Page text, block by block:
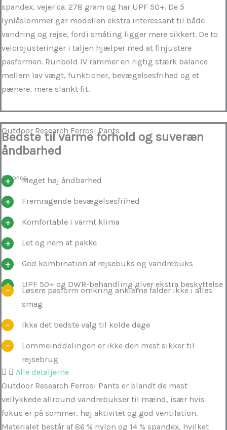
spandex, vejer ca. 278 gram og har UPF 50+. De 5
lynlåslommer gør modellen ekstra interessant til både
vandring og rejse, fordi småting ligger mere sikkert. De to
velcrojusteringer i taljen hjælper med at finjustere
pasformen. Runbold IV rammer en rigtig stærk balance
mellem lav vægt, funktioner, bevægelsesfrihed og et
pænere, mere slankt fit.
Outdoor Research Ferrosi Pants
Bedste til varme forhold og suveræn
åndbarhed
AnnonceMeget høj åndbarhed
Fremragende bevægelsesfrihed
Komfortable i varmt klima
Let og nem at pakke
God kombination af rejsebuks og vandrebuks
UPF 50+ og DWR-behandling giver ekstra beskyttelse
Løsere pasform omkring anklerne falder ikke i alles
smag
Ikke det bedste valg til kolde dage
Lommeinddelingen er ikke den mest sikker til
rejsebrug
Alle detaljerne
Outdoor Research Ferrosi Pants er blandt de mest
vellykkede allround vandrebukser til mænd, især hvis
fokus er på sommer, høj aktivitet og god ventilation.
Materialet består af 86 % nylon og 14 % spandex, hvilket